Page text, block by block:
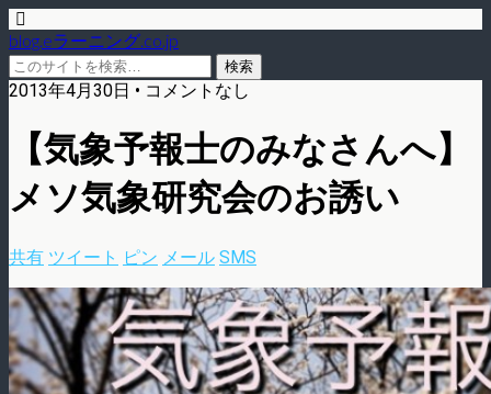
blog.eラーニング.co.jp
2013年4月30日 • コメントなし
【気象予報士のみなさんへ】
メソ気象研究会のお誘い
共有 ツイート ピン メール SMS